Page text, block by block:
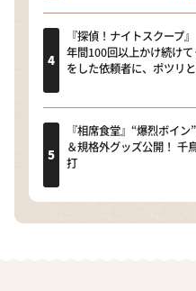
『探偵！ナイトスクープ
年間100回以上かけ続け
をした依頼者に、ポツリ
『相席食堂』“爆烈ボイ
＆規格外グッズ公開！ 千
打